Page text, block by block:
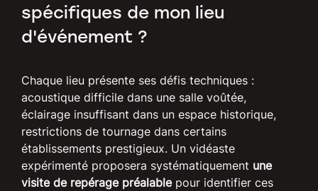
spécifiques de mon lieu
d'événement ?
Chaque lieu présente ses défis techniques :
acoustique difficile dans une salle voûtée,
éclairage insuffisant dans un espace historique,
restrictions de tournage dans certains
établissements prestigieux. Un vidéaste
expérimenté proposera systématiquement une
visite de repérage préalablepour identifier ces